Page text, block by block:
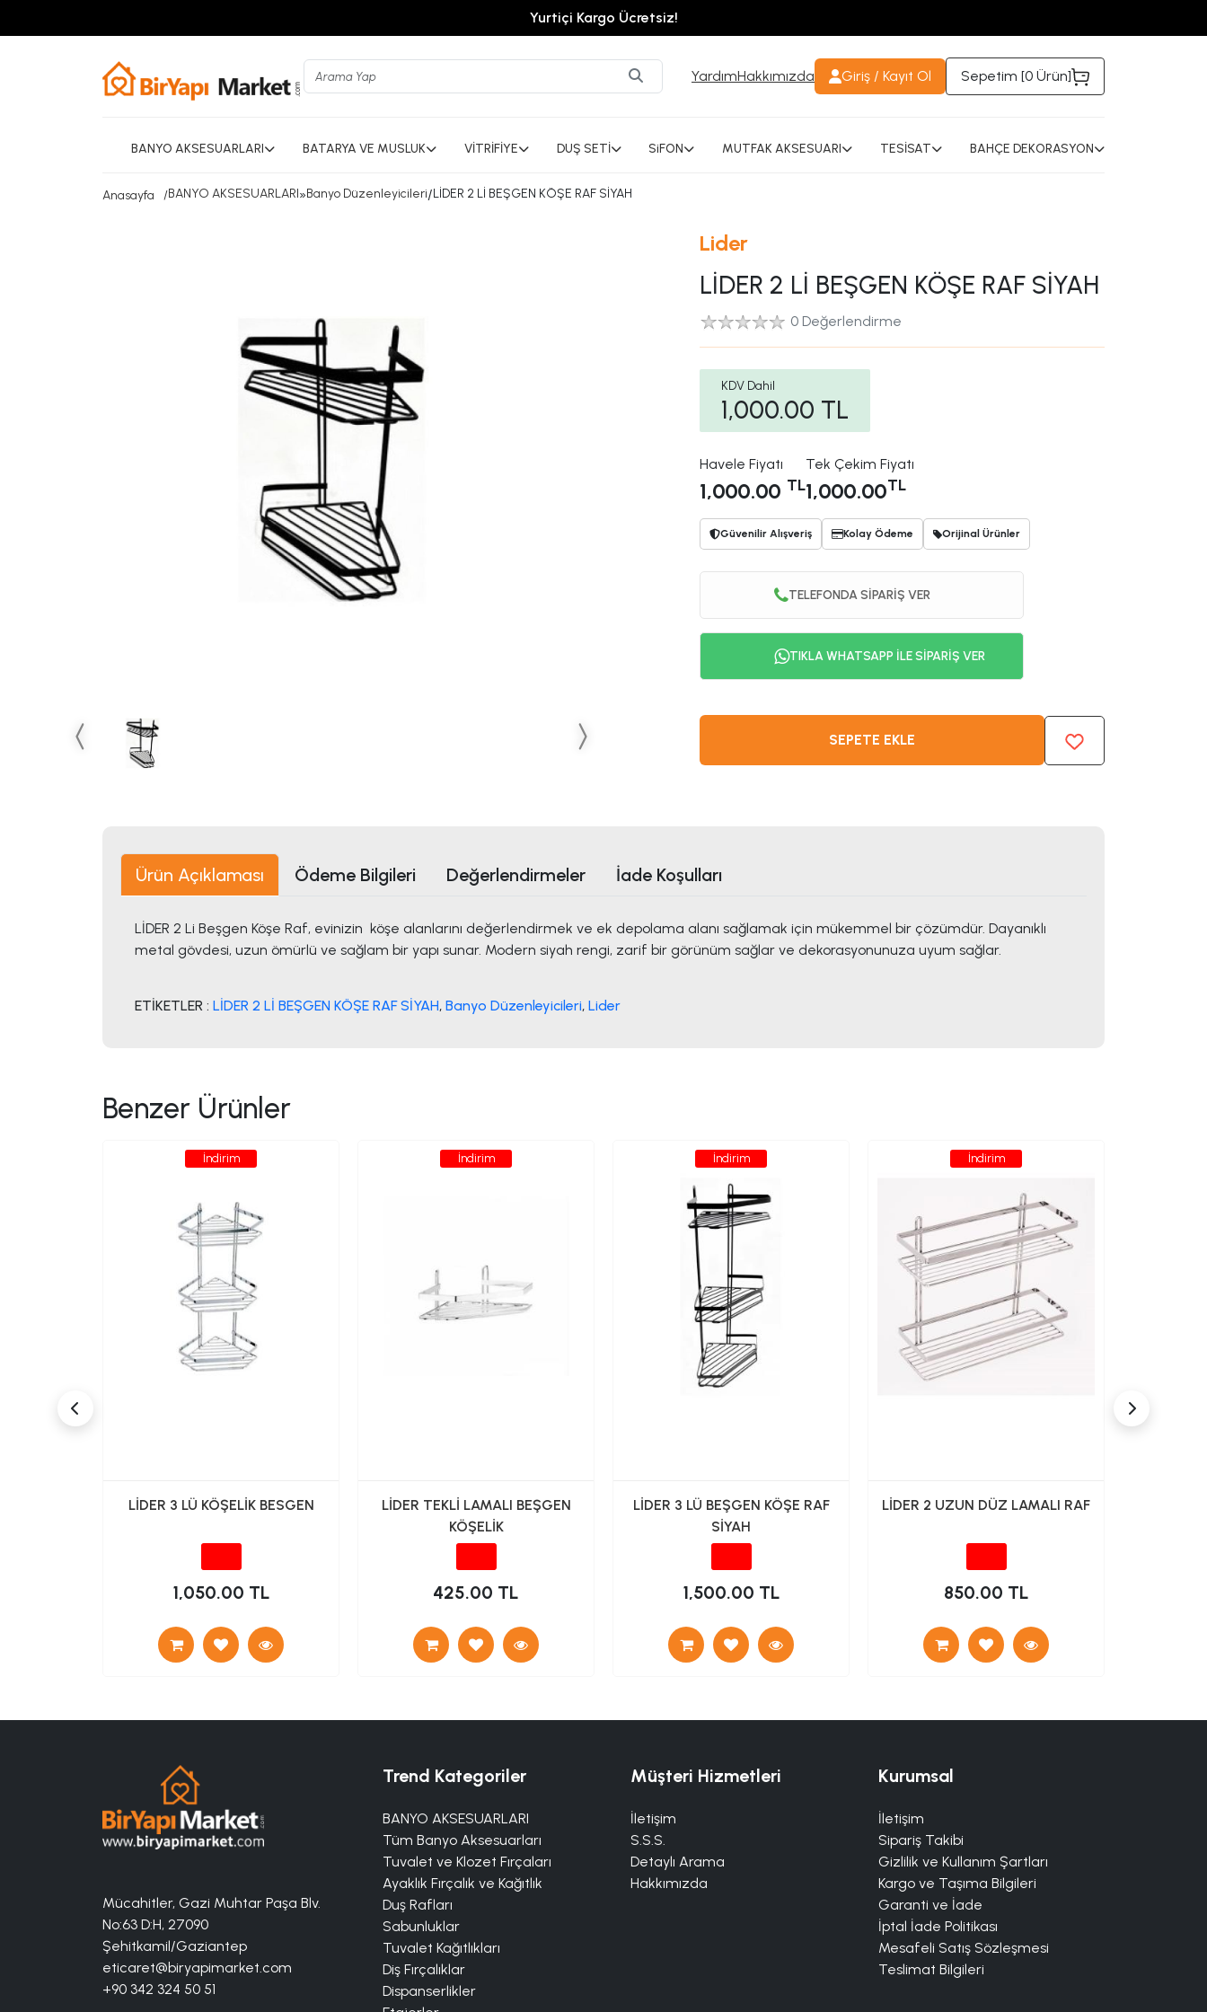
Tüm Ürünlerde %10 İndirim!
YardımHakkımızda Giriş / Kayıt Ol Sepetim [0 Ürün]
BANYO AKSESUARLARI BATARYA VE MUSLUK VİTRİFİYE DUŞ SETİ SiFON MUTFAK AKSESUARI TESİSAT BAHÇE DEKORASYON
Anasayfa BANYO AKSESUARLARI»Banyo Düzenleyicileri/LİDER 2 Lİ BEŞGEN KÖŞE RAF SİYAH
Lider
LİDER 2 Lİ BEŞGEN KÖŞE RAF SİYAH
0 Değerlendirme
KDV Dahil
1,000.00 TL
Havele Fiyatı
1,000.00 TL
Tek Çekim Fiyatı
1,000.00TL
Güvenilir Alışveriş Kolay Ödeme Orijinal Ürünler
TELEFONDA SİPARİŞ VER
TIKLA WHATSAPP İLE SİPARİŞ VER
SEPETE EKLE
Ürün Açıklaması Ödeme Bilgileri Değerlendirmeler İade Koşulları
LİDER 2 Li Beşgen Köşe Raf, evinizin köşe alanlarını değerlendirmek ve ek depolama alanı sağlamak için mükemmel bir çözümdür. Dayanıklı
metal gövdesi, uzun ömürlü ve sağlam bir yapı sunar. Modern siyah rengi, zarif bir görünüm sağlar ve dekorasyonunuza uyum sağlar.
ETİKETLER : LİDER 2 Lİ BEŞGEN KÖŞE RAF SİYAH, Banyo Düzenleyicileri, Lider
Benzer Ürünler
İndirim
LİDER 3 LÜ KÖŞELİK BESGEN
1,050.00 TL
İndirim
LİDER TEKLİ LAMALI BEŞGEN
KÖŞELİK
425.00 TL
İndirim
LİDER 3 LÜ BEŞGEN KÖŞE RAF
SİYAH
1,500.00 TL
İndirim
LİDER 2 UZUN DÜZ LAMALI RAF
850.00 TL
Mücahitler, Gazi Muhtar Paşa Blv.
No:63 D:H, 27090
Şehitkamil/Gaziantep
eticaret@biryapimarket.com
+90 342 324 50 51
Trend Kategoriler
BANYO AKSESUARLARI
Tüm Banyo Aksesuarları
Tuvalet ve Klozet Fırçaları
Ayaklık Fırçalık ve Kağıtlık
Duş Rafları
Sabunluklar
Tuvalet Kağıtlıkları
Diş Fırçalıklar
Dispanserlikler
Kurumsal
İletişim
Sipariş Takibi
Gizlilik ve Kullanım Şartları
Kargo ve Taşıma Bilgileri
Garanti ve İade
İptal İade Politikası
Mesafeli Satış Sözleşmesi
Teslimat Bilgileri
Müşteri Hizmetleri
İletişim
S.S.S.
Detaylı Arama
Hakkımızda